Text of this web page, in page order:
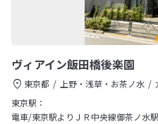
ヴィアイン飯田橋後楽園
東京都 上野・浅草・お茶ノ水
東京駅：
電車/東京駅よりＪＲ中央線御茶ノ水